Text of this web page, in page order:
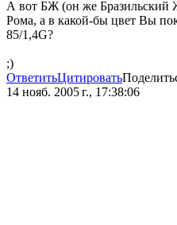
А вот БЖ (он же Бразильский
Рома, а в какой-бы цвет Вы
85/1,4G?
;)
ОтветитьЦитировать
14 нояб. 2005 г., 17:38:06